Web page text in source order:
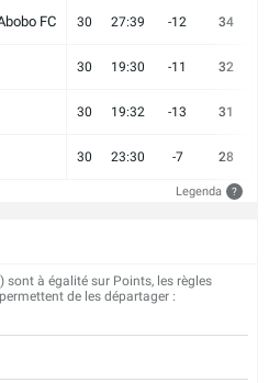
FC 30 27:39 -12 34
30 19:30 -11 32
30 19:32 -13 31
30 23:30 -7 28
Legenda ?
sont à égalité sur Points, les règles
de les départager :